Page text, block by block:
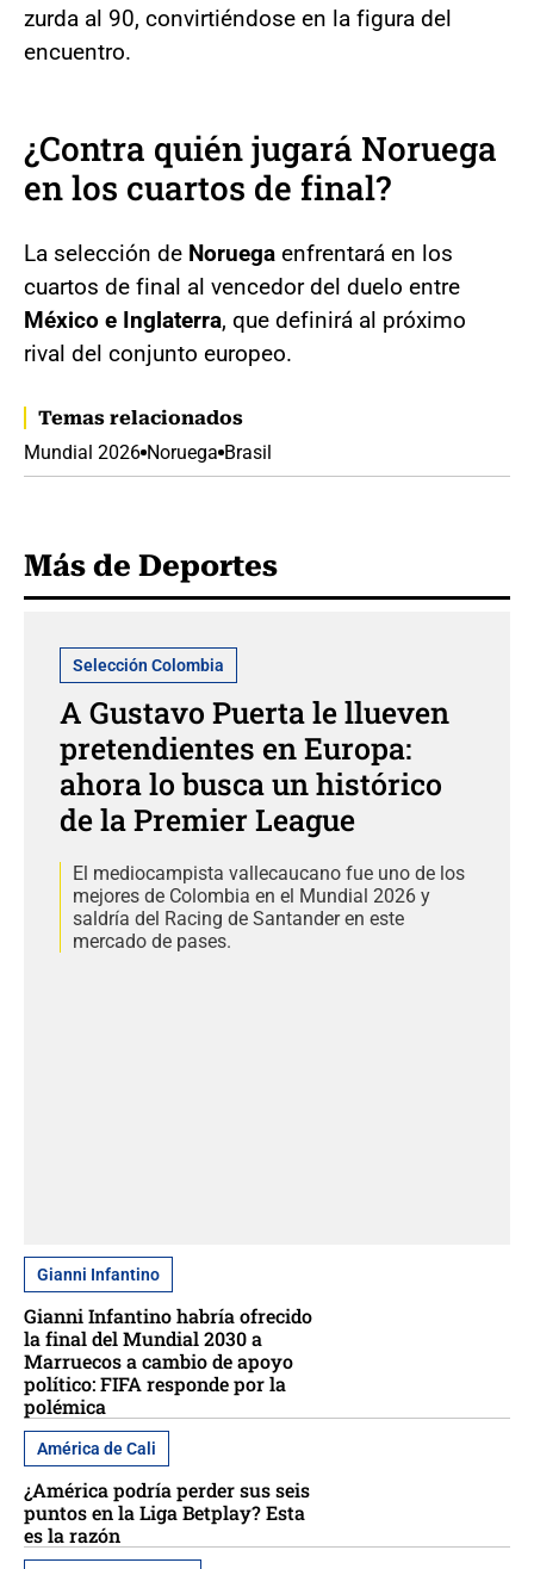
zurda al 90, convirtiéndose en la figura del
encuentro.
¿Contra quién jugará Noruega
en los cuartos de final?
La selección de Noruega enfrentará en los
cuartos de final al vencedor del duelo entre
México e Inglaterra, que definirá al próximo
rival del conjunto europeo.
Temas relacionados
Mundial 2026 Noruega Brasil
Más de Deportes
Selección Colombia
A Gustavo Puerta le llueven
pretendientes en Europa:
ahora lo busca un histórico
de la Premier League
El mediocampista vallecaucano fue uno de los
mejores de Colombia en el Mundial 2026 y
saldría del Racing de Santander en este
mercado de pases.
Gianni Infantino
Gianni Infantino habría ofrecido
la final del Mundial 2030 a
Marruecos a cambio de apoyo
político: FIFA responde por la
polémica
América de Cali
¿América podría perder sus seis
puntos en la Liga Betplay? Esta
es la razón